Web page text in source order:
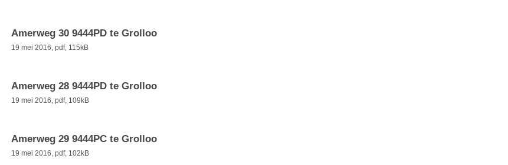
Amerweg 30 9444PD te Grolloo
19 mei 2016, pdf, 115kB
Amerweg 28 9444PD te Grolloo
19 mei 2016, pdf, 109kB
Amerweg 29 9444PC te Grolloo
19 mei 2016, pdf, 102kB